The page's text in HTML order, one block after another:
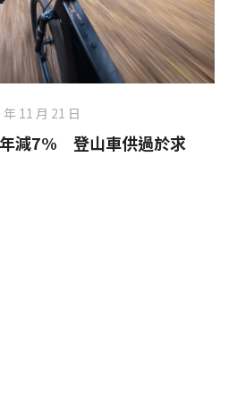
11 月 21 日
減7% 登山車供過於求